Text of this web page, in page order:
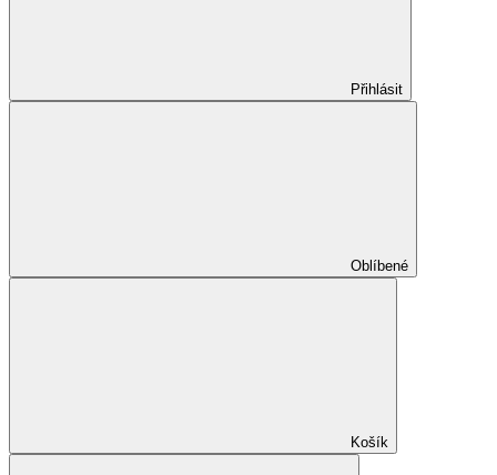
Přihlásit
Oblíbené
Košík